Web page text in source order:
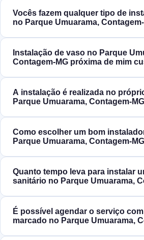
Vocês fazem qualquer tipo de
no Parque Umuarama,
Instalação de vaso no Parque
Contagem‑MG próxima de mim
A instalação é realizada no
Parque Umuarama,
Como escolher um bom
Parque Umuarama,
Quanto tempo leva para instalar
sanitário no Parque Umuarama,
É possível agendar o serviço
marcado no Parque Umuarama,